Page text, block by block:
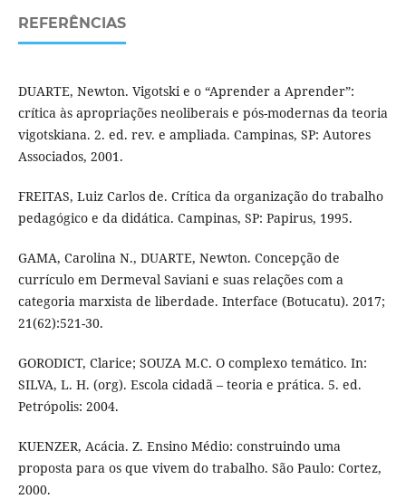
REFERÊNCIAS
DUARTE, Newton. Vigotski e o “Aprender a Aprender”:
crítica às apropriações neoliberais e pós-modernas da teoria
vigotskiana. 2. ed. rev. e ampliada. Campinas, SP: Autores
Associados, 2001.
FREITAS, Luiz Carlos de. Crítica da organização do trabalho
pedagógico e da didática. Campinas, SP: Papirus, 1995.
GAMA, Carolina N., DUARTE, Newton. Concepção de
currículo em Dermeval Saviani e suas relações com a
categoria marxista de liberdade. Interface (Botucatu). 2017;
21(62):521-30.
GORODICT, Clarice; SOUZA M.C. O complexo temático. In:
SILVA, L. H. (org). Escola cidadã – teoria e prática. 5. ed.
Petrópolis: 2004.
KUENZER, Acácia. Z. Ensino Médio: construindo uma
proposta para os que vivem do trabalho. São Paulo: Cortez,
2000.